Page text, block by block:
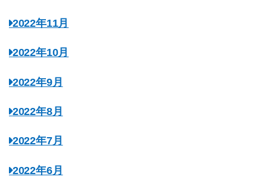
2022年11月
2022年10月
2022年9月
2022年8月
2022年7月
2022年6月